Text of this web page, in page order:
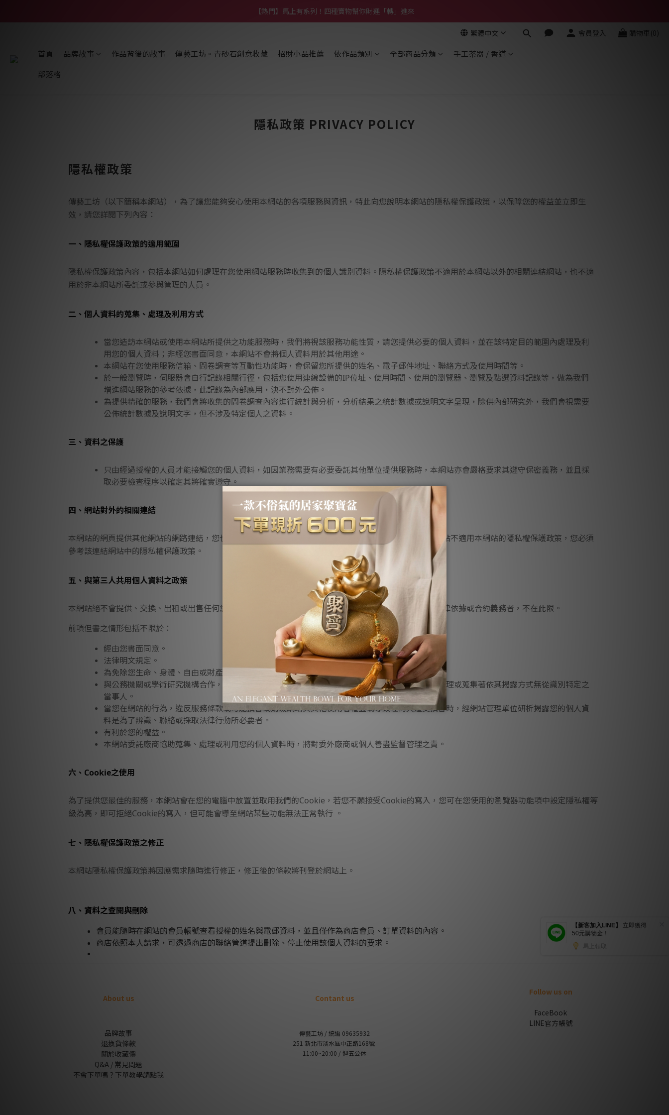
【熱門】馬上有系列！四種寶物幫你財運「轉」進來
【熱門】馬上有系列！四種寶物幫你財運「轉」進來
【熱門】馬上有系列！四種寶物幫你財運「轉」進來
繁體中文 會員登入 購物車(0)
首頁 品牌故事 作品背後的故事 傳藝工坊。青砂石創意收藏 招財小品推薦 依作品類別 全部商品分類
手工茶器 / 香道
部落格
隱私政策 PRIVACY POLICY
隱私權政策
傳藝工坊（以下簡稱本網站），為了讓您能夠安心使用本網站的各項服務與資訊，特此向您說明本網站的隱私權保護政策，以保障您的權益並立即生
效，請您詳閱下列內容：
一、隱私權保護政策的適用範圍
隱私權保護政策內容，包括本網站如何處理在您使用網站服務時收集到的個人識別資料。隱私權保護政策不適用於本網站以外的相關連結網站，也不適
用於非本網站所委託或參與管理的人員。
二、個人資料的蒐集、處理及利用方式
當您造訪本網站或使用本網站所提供之功能服務時，我們將視該服務功能性質，請您提供必要的個人資料，並在該特定目的範圍內處理及利
用您的個人資料；非經您書面同意，本網站不會將個人資料用於其他用途。
本網站在您使用服務信箱、問卷調查等互動性功能時，會保留您所提供的姓名、電子郵件地址、聯絡方式及使用時間等。
於一般瀏覽時，伺服器會自行記錄相關行徑，包括您使用連線設備的IP位址、使用時間、使用的瀏覽器、瀏覽及點選資料記錄等，做為我們
增進網站服務的參考依據，此記錄為內部應用，決不對外公佈。
為提供精確的服務，我們會將收集的問卷調查內容進行統計與分析，分析結果之統計數據或說明文字呈現，除供內部研究外，我們會視需要
公佈統計數據及說明文字，但不涉及特定個人之資料。
三、資料之保護
只由經過授權的人員才能接觸您的個人資料，如因業務需要有必要委託其他單位提供服務時，本網站亦會嚴格要求其遵守保密義務，並且採
取必要檢查程序以確定其將確實遵守。
四、網站對外的相關連結
本網站的網頁提供其他網站的網路連結，您也可經由本網站所提供的連結，點選進入其他網站。但該連結網站不適用本網站的隱私權保護政策，您必須
參考該連結網站中的隱私權保護政策。
五、與第三人共用個人資料之政策
本網站絕不會提供、交換、出租或出售任何您的個人資料給其他個人、團體、私人企業或公務機關，但有法律依據或合約義務者，不在此限。
前項但書之情形包括不限於：
經由您書面同意。
法律明文規定。
為免除您生命、身體、自由或財產上之危險。
與公務機關或學術研究機構合作，基於公共利益為統計或學術研究而有必要，且資料經過提供者處理或蒐集著依其揭露方式無從識別特定之
當事人。
當您在網站的行為，違反服務條款或可能損害或妨礙網站與其他使用者權益或導致任何人遭受損害時，經網站管理單位研析揭露您的個人資
料是為了辨識、聯絡或採取法律行動所必要者。
有利於您的權益。
本網站委託廠商協助蒐集、處理或利用您的個人資料時，將對委外廠商或個人善盡監督管理之責。
六、Cookie之使用
為了提供您最佳的服務，本網站會在您的電腦中放置並取用我們的Cookie，若您不願接受Cookie的寫入，您可在您使用的瀏覽器功能項中設定隱私權等
級為高，即可拒絕Cookie的寫入，但可能會導至網站某些功能無法正常執行 。
七、隱私權保護政策之修正
本網站隱私權保護政策將因應需求隨時進行修正，修正後的條款將刊登於網站上。
八、資料之查閱與刪除
會員能隨時在網站的會員帳號查看授權的姓名與電郵資料，並且僅作為商店會員、訂單資料的內容。
商店依照本人請求，可透過商店的聯絡管道提出刪除、停止使用該個人資料的要求。
About us
品牌故事
退換貨條款
關於收藏價
Q&A / 常見問題
不會下單嗎？下單教學請點我
Contant us
傳藝工坊 / 統編 09635932
251 新北市淡水區中正路168號
11:00~20:00 / 週五公休
Follow us on
FaceBook
LINE官方帳號